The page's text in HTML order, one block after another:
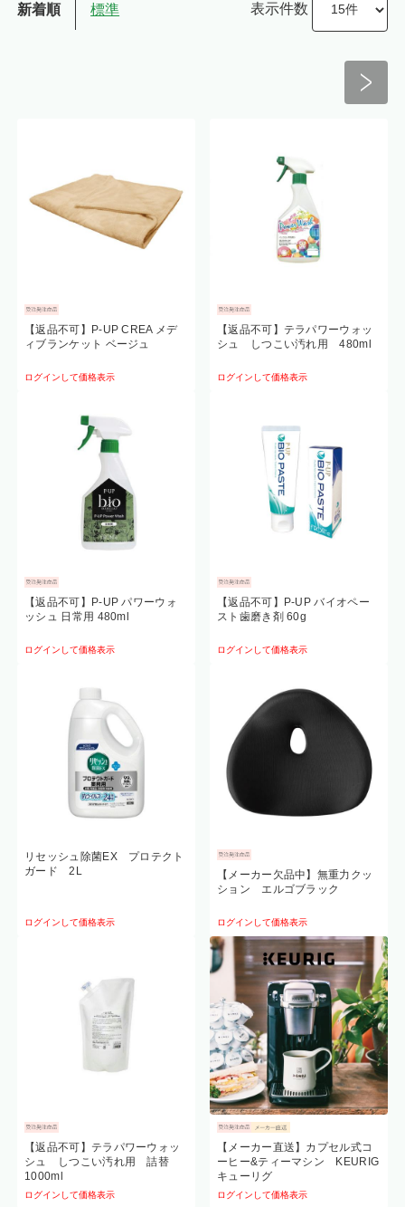
新着順 標準 表示件数
【返品不可】P-UP CREA メデ
ィブランケット ベージュ
ログインして価格表示
【返品不可】テラパワーウォッ
シュ しつこい汚れ用 480ml
ログインして価格表示
【返品不可】P-UP パワーウォ
ッシュ 日常用 480ml
ログインして価格表示
【返品不可】P-UP バイオペー
スト歯磨き剤 60g
ログインして価格表示
リセッシュ除菌EX プロテクト
ガード 2L
ログインして価格表示
【メーカー欠品中】無重力クッ
ション エルゴブラック
ログインして価格表示
【返品不可】テラパワーウォッ
シュ しつこい汚れ用 詰替
1000ml
ログインして価格表示
【メーカー直送】カプセル式コ
ーヒー&ティーマシン KEURIG
キューリグ
ログインして価格表示